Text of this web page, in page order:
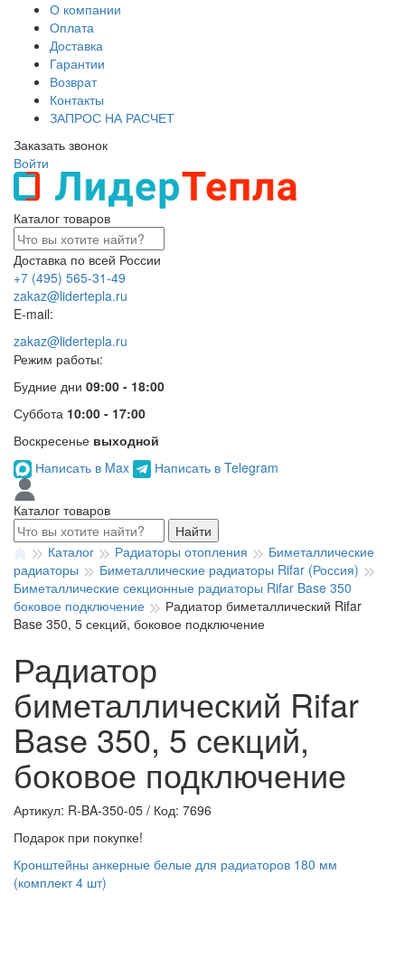
О компании
Оплата
Доставка
Гарантии
Возврат
Контакты
ЗАПРОС НА РАСЧЕТ
Заказать звонок
Войти
Каталог товаров
Доставка по всей России
+7 (495) 565-31-49
zakaz@lidertepla.ru
E-mail:
zakaz@lidertepla.ru
Режим работы:
Будние дни 09:00 - 18:00
Суббота 10:00 - 17:00
Воскресенье выходной
Написать в Max
Написать в Telegram
Каталог товаров
Найти
Каталог
Радиаторы отопления
Биметаллические
радиаторы
Биметаллические радиаторы Rifar (Россия)
Биметаллические секционные радиаторы Rifar Base 350
боковое подключение
Радиатор биметаллический Rifar
Base 350, 5 секций, боковое подключение
Радиатор
биметаллический Rifar
Base 350, 5 секций,
боковое подключение
Артикул: R-BA-350-05 / Код: 7696
Подарок при покупке!
Кронштейны анкерные белые для радиаторов 180 мм
(комплект 4 шт)